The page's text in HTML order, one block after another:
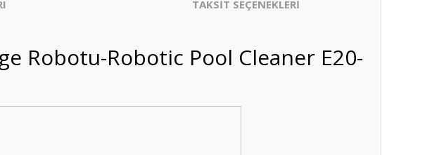
TAKSİT SEÇENEKLERİ
Robotu-Robotic Pool Cleaner E20-